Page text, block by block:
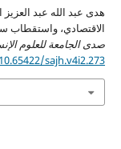
الاقتصادي،
صدى الجامعة للعلوم
sajh.v4i2.273